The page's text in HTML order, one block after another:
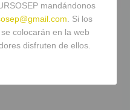
mandándonos
. Si los
colocarán en la web
disfruten de ellos.